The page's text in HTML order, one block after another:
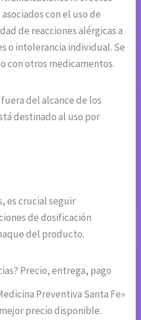
con el uso de
de reacciones alérgicas a
o intolerancia individual. Se
con otros medicamentos.
del alcance de los
destinado al uso por
es crucial seguir
de dosificación
del producto.
Precio, entrega, pago
Preventiva Santa Fe»
precio disponible.